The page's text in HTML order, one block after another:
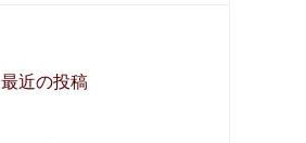
最近の投稿